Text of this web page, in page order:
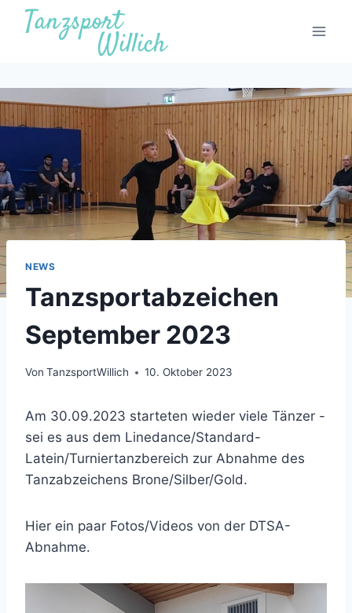
Zum
Inhalt
NEWS
Tanzsportabzeichen
September 2023
Von TanzsportWillich 10. Oktober 2023
Am 30.09.2023 starteten wieder viele Tänzer -
sei es aus dem Linedance/Standard-
Latein/Turniertanzbereich zur Abnahme des
Tanzabzeichens Brone/Silber/Gold.
Hier ein paar Fotos/Videos von der DTSA-
Abnahme.